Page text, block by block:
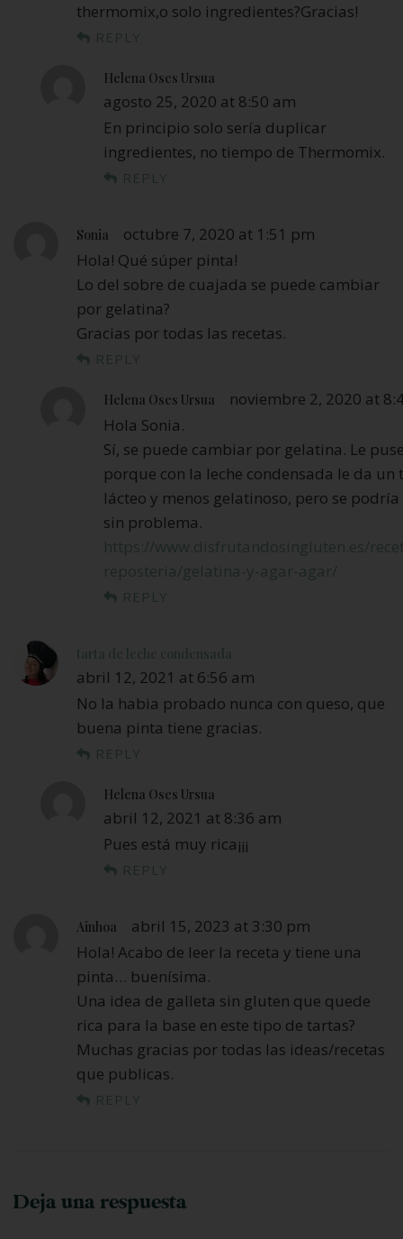
thermomix,o solo ingredientes?Gracias!
REPLY
Helena Oses Ursua
agosto 25, 2020 at 8:50 am
En principio solo sería duplicar
ingredientes, no tiempo de Thermomix.
REPLY
Sonia
octubre 7, 2020 at 1:51 pm
Hola! Qué súper pinta!
Lo del sobre de cuajada se puede cambiar
por gelatina?
Gracias por todas las recetas.
REPLY
Helena Oses Ursua
noviembre 2, 2020 at
Hola Sonia.
Sí, se puede cambiar por gelatina. Le
porque con la leche condensada le da un
lácteo y menos gelatinoso, pero se
sin problema.
https://www.disfrutandosingluten.es/
reposteria/gelatina-y-agar-agar/
REPLY
tarta de leche condensada
abril 12, 2021 at 6:56 am
No la habia probado nunca con queso, que
buena pinta tiene gracias.
REPLY
Helena Oses Ursua
abril 12, 2021 at 8:36 am
Pues está muy rica¡¡¡
REPLY
Ainhoa
abril 15, 2023 at 3:30 pm
Hola! Acabo de leer la receta y tiene una
pinta… buenísima.
Una idea de galleta sin gluten que quede
rica para la base en este tipo de tartas?
Muchas gracias por todas las ideas/recetas
que publicas.
REPLY
Deja una respuesta